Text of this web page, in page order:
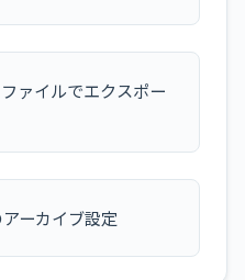
ァイルでエクスポー
ーカイブ設定